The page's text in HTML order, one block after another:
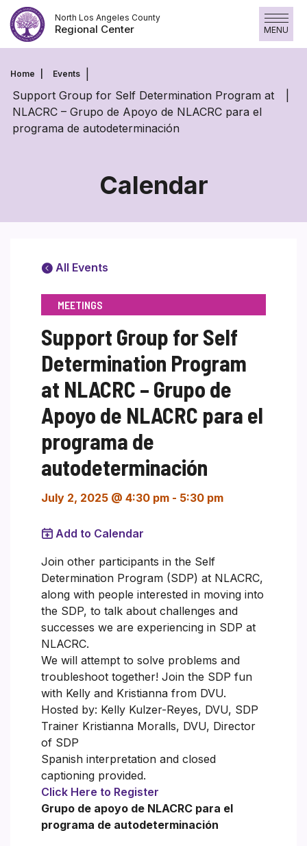
Skip
to
content
North Los Angeles County
Regional Center MENU
Home Events
Support Group for Self Determination Program at
NLACRC – Grupo de Apoyo de NLACRC para el
programa de autodeterminación
Calendar
All Events
MEETINGS
Support Group for Self
Determination Program
at NLACRC – Grupo de
Apoyo de NLACRC para el
programa de
autodeterminación
July 2, 2025 @ 4:30 pm - 5:30 pm
Add to Calendar
Join other participants in the Self
Determination Program (SDP) at NLACRC,
along with people interested in moving into
the SDP, to talk about challenges and
successes we are experiencing in SDP at
NLACRC.
We will attempt to solve problems and
troubleshoot together! Join the SDP fun
with Kelly and Kristianna from DVU.
Hosted by: Kelly Kulzer-Reyes, DVU, SDP
Trainer Kristianna Moralls, DVU, Director
of SDP
Spanish interpretation and closed
captioning provided.
Click Here to Register
Grupo de apoyo de NLACRC para el
programa de autodeterminación